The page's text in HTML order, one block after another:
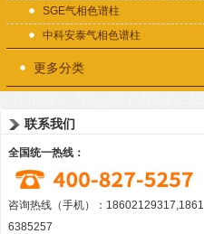
SGE气相色谱柱
中科安泰气相色谱柱
更多分类
联系我们
全国统一热线：
咨询热线（手机）：18602129317,1861
6385257